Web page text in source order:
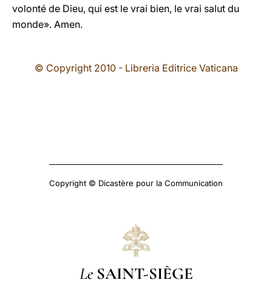
volonté de Dieu, qui est le vrai bien, le vrai salut du
monde». Amen.
© Copyright 2010 - Libreria Editrice Vaticana
Copyright © Dicastère pour la Communication
Le SAINT-SIÈGE